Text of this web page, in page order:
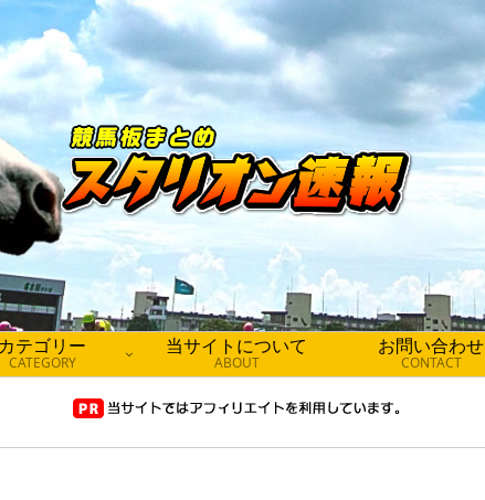
カテゴリー
CATEGORY
当サイトについて
ABOUT
お問い合わせ
CONTACT